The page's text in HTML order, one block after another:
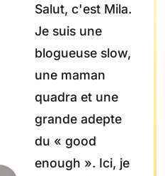
Salut, c'est Mila.
Je suis une
blogueuse slow,
une maman
quadra et une
grande adepte
du « good
enough ». Ici, je